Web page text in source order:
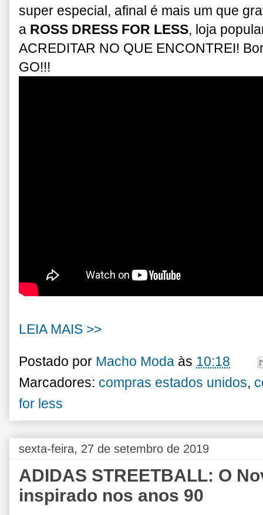
super especial, afinal é mais um que
a ROSS DRESS FOR LESS, loja
ACREDITAR NO QUE ENCONTREI!
GO!!!
LEIA MAIS >>
Postado por Macho Moda às 10:18
Marcadores: compras estados unidos,
for less
sexta-feira, 27 de setembro de 2019
ADIDAS STREETBALL: O
inspirado nos anos 90